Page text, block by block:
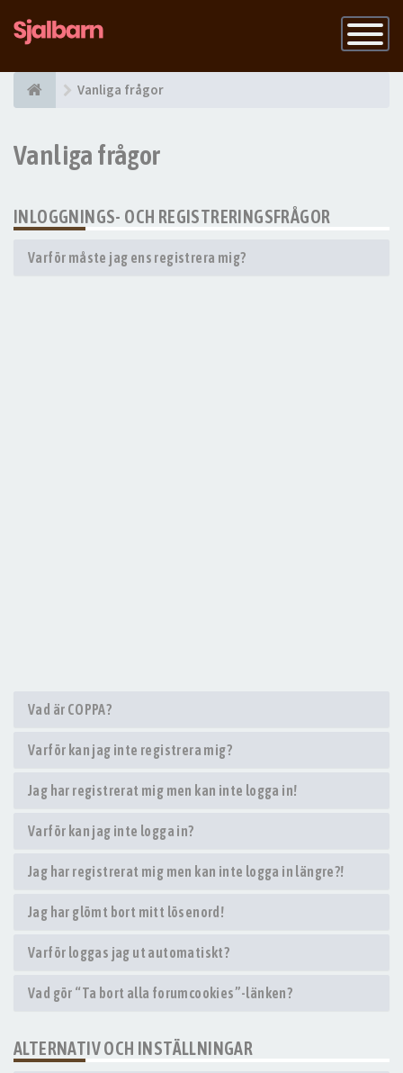
Slå
på
Vanliga frågor
Vanliga frågor
INLOGGNINGS- OCH REGISTRERINGSFRÅGOR
Varför måste jag ens registrera mig?
Vad är COPPA?
Varför kan jag inte registrera mig?
Jag har registrerat mig men kan inte logga in!
Varför kan jag inte logga in?
Jag har registrerat mig men kan inte logga in längre?!
Jag har glömt bort mitt lösenord!
Varför loggas jag ut automatiskt?
Vad gör “Ta bort alla forumcookies”-länken?
ALTERNATIV OCH INSTÄLLNINGAR